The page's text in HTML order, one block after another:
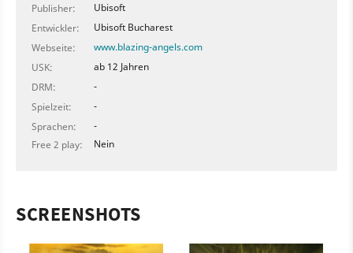
Publisher:
Ubisoft
Entwickler:
Ubisoft Bucharest
Webseite:
www.blazing-angels.com
USK:
ab 12 Jahren
DRM:
-
Spielzeit:
-
Sprachen:
-
Free 2 play:
Nein
SCREENSHOTS